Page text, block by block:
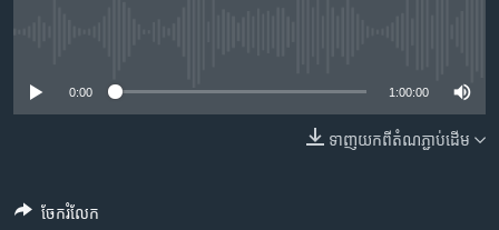
រចនា
ចូល​
កម្មវិធីទាំងអស់
បណ្តាញ​សង្គម
0:00 1:00:00
ទាញ​យក​ពី​តំណភ្ជាប់​ដើម
ចែករំលែក